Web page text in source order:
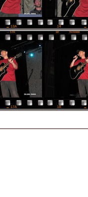
→ 13A 14 →
→ 17A 18 KODAK
→ 17A 18 →